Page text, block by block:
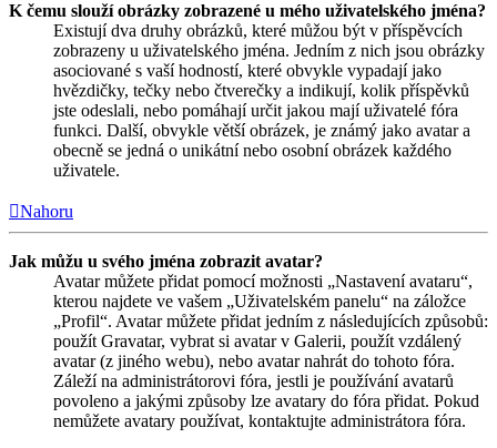
K čemu slouží obrázky zobrazené u mého uživatelského jména?
Existují dva druhy obrázků, které můžou být v příspěvcích
zobrazeny u uživatelského jména. Jedním z nich jsou obrázky
asociované s vaší hodností, které obvykle vypadají jako
hvězdičky, tečky nebo čtverečky a indikují, kolik příspěvků
jste odeslali, nebo pomáhají určit jakou mají uživatelé fóra
funkci. Další, obvykle větší obrázek, je známý jako avatar a
obecně se jedná o unikátní nebo osobní obrázek každého
uživatele.
Nahoru
Jak můžu u svého jména zobrazit avatar?
Avatar můžete přidat pomocí možnosti „Nastavení avataru“,
kterou najdete ve vašem „Uživatelském panelu“ na záložce
„Profil“. Avatar můžete přidat jedním z následujících způsobů:
použít Gravatar, vybrat si avatar v Galerii, použít vzdálený
avatar (z jiného webu), nebo avatar nahrát do tohoto fóra.
Záleží na administrátorovi fóra, jestli je používání avatarů
povoleno a jakými způsoby lze avatary do fóra přidat. Pokud
nemůžete avatary používat, kontaktujte administrátora fóra.